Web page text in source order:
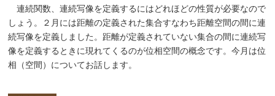
連続関数、連続写像を定義するにはどれほどの性質が必要なので
しょう。２月には距離の定義された集合すなわち距離空間の間に連
続写像を定義しました。距離が定義されていない集合の間に連続写
像を定義するときに現れてくるのが位相空間の概念です。今月は位
相（空間）についてお話します。